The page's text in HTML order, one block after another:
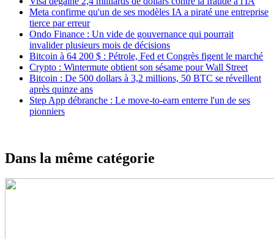
Meta confirme qu'un de ses modèles IA a piraté une entreprise
tierce par erreur
Ondo Finance : Un vide de gouvernance qui pourrait
invalider plusieurs mois de décisions
Bitcoin à 64 200 $ : Pétrole, Fed et Congrès figent le marché
Crypto : Wintermute obtient son sésame pour Wall Street
Bitcoin : De 500 dollars à 3,2 millions, 50 BTC se réveillent
après quinze ans
Step App débranche : Le move-to-earn enterre l'un de ses
pionniers
Dans la même catégorie